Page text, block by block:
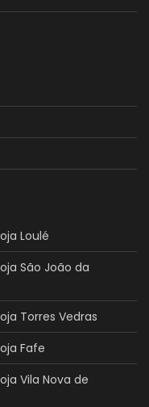
Loulé
São João da
Torres Vedras
Fafe
Vila Nova de